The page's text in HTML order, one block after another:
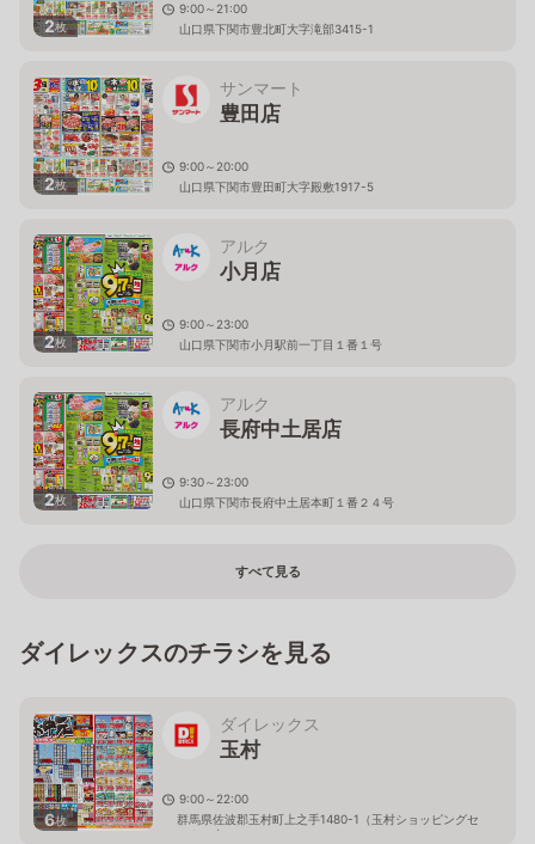
2枚
9:00～21:00
山口県下関市豊北町大字滝部3415-1
2枚
サンマート
豊田店
9:00～20:00
山口県下関市豊田町大字殿敷1917-5
2枚
アルク
小月店
9:00～23:00
山口県下関市小月駅前一丁目１番１号
2枚
アルク
長府中土居店
9:30～23:00
山口県下関市長府中土居本町１番２４号
すべて見る
ダイレックスのチラシを見る
6枚
ダイレックス
玉村
9:00～22:00
群馬県佐波郡玉村町上之手1480-1（玉村ショッピングセ
ンター内）